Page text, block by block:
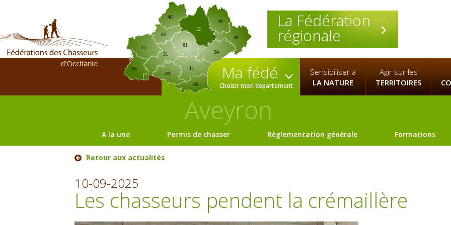
La Fédération
régionale
09
12
30
31
32
34
46
65
66
81
82
11
48
Ma fédé
Choisir mon departement
Sensibiliser à
LA NATURE
Agir sur les
TERRITOIRES
Aveyron
A la une Permis de chasser Règlementation générale Formations
Retour aux actualités
10-09-2025
Les chasseurs pendent la crémaillère